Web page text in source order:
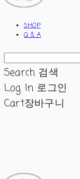
SHOP
Q & A
Search 검색
Log In 로그인
Cart장바구니